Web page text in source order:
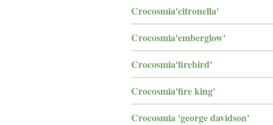
Crocosmia'citronella'
Crocosmia'emberglow'
Crocosmia'firebird'
Crocosmia'fire king'
Crocosmia 'george davidson'